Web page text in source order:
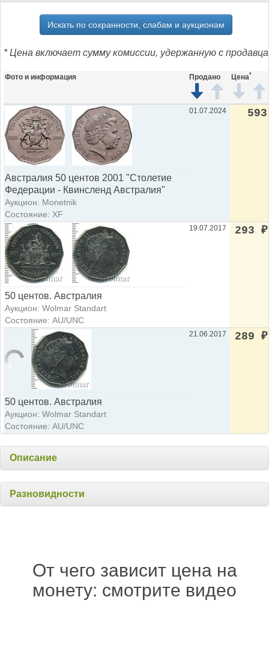
Искать по сохранности, слабам и аукционам
* Цена включает сумму комиссии, удержанную с продавца
Фото и информация Продано Цена*
Австралия 50 центов 2001 "Столетие
Федерации - Квинсленд Австралия"
Аукцион: Monetnik
Состояние: XF
01.07.2024 593
50 центов. Австралия
Аукцион: Wolmar Standart
Состояние: AU/UNC
19.07.2017 293 ₽
50 центов. Австралия
Аукцион: Wolmar Standart
Состояние: AU/UNC
21.06.2017 289 ₽
Описание
Разновидности
От чего зависит цена на
монету: смотрите видео